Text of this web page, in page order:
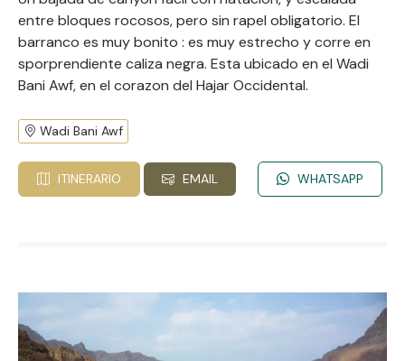
entre bloques rocosos, pero sin rapel obligatorio. El
barranco es muy bonito : es muy estrecho y corre en
sporprendiente caliza negra. Esta ubicado en el Wadi
Bani Awf, en el corazon del Hajar Occidental.
Wadi Bani Awf
ITINERARIO EMAIL WHATSAPP